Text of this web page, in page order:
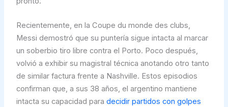
Recientemente, en la Coupe du monde des clubs,
Messi demostró que su puntería sigue intacta al marcar
un soberbio tiro libre contra el Porto. Poco después,
volvió a exhibir su magistral técnica anotando otro tanto
de similar factura frente a Nashville. Estos episodios
confirman que, a sus 38 años, el argentino mantiene
intacta su capacidad para decidir partidos con golpes